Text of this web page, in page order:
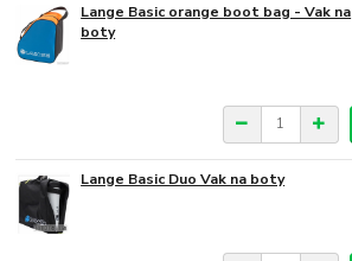
Lange Basic orange boot bag - Vak na
boty
Lange Basic Duo Vak na boty